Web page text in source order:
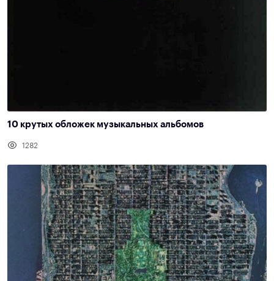
10 крутых обложек музыкальных альбомов
1282